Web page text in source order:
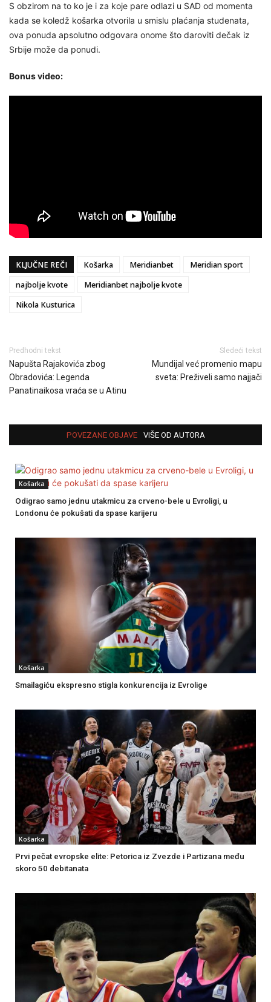
S obzirom na to ko je i za koje pare odlazi u SAD od momenta
kada se koledž košarka otvorila u smislu plaćanja studenata,
ova ponuda apsolutno odgovara onome što daroviti dečak iz
Srbije može da ponudi.
Bonus video:
KLJUČNE REČI Košarka Meridianbet
Meridian sport
najbolje kvote
Meridianbet najbolje kvote
Nikola Kusturica
Predhodni tekst
Napušta Rajakovića zbog
Obradovića: Legenda
Panatinaikosa vraća se u Atinu
Sledeći tekst
Mundijal već promenio mapu
sveta: Preživeli samo najjači
POVEZANE OBJAVE VIŠE OD AUTORA
Košarka
Odigrao samo jednu utakmicu za crveno-bele u Evroligi, u
Londonu će pokušati da spase karijeru
Košarka
Smailagiću ekspresno stigla konkurencija iz Evrolige
Košarka
Prvi pečat evropske elite: Petorica iz Zvezde i Partizana među
skoro 50 debitanata